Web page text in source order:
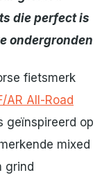
die perfect is
ondergronden
fietsmerk
AR All-Road
geïnspireerd op
mixed
grind